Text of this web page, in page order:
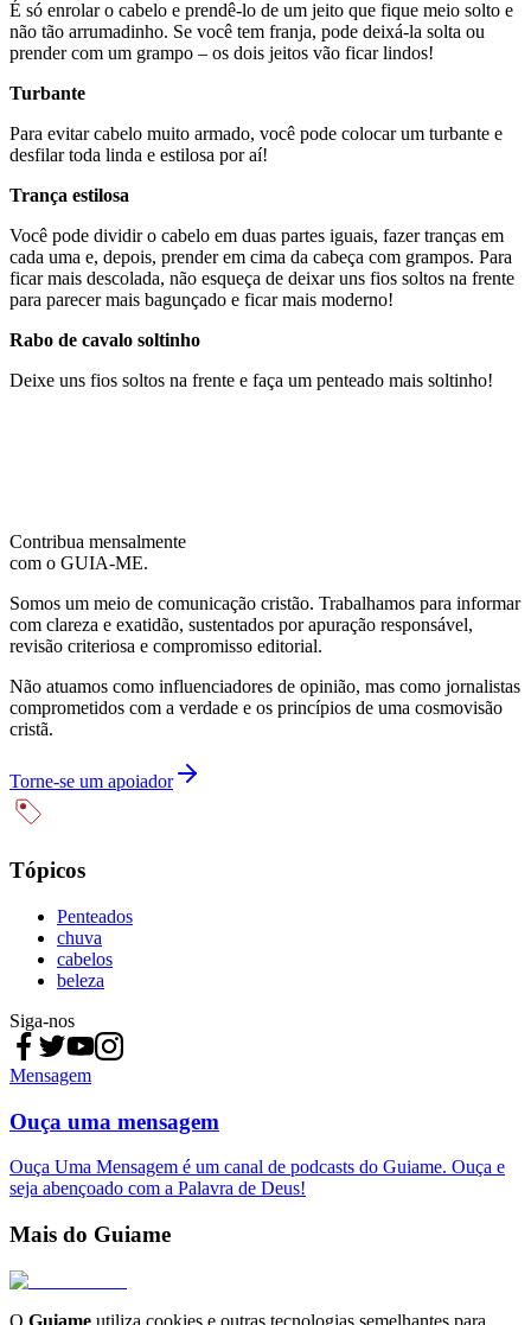
É só enrolar o cabelo e prendê-lo de um jeito que fique meio solto e
não tão arrumadinho. Se você tem franja, pode deixá-la solta ou
prender com um grampo – os dois jeitos vão ficar lindos!
Turbante
Para evitar cabelo muito armado, você pode colocar um turbante e
desfilar toda linda e estilosa por aí!
Trança estilosa
Você pode dividir o cabelo em duas partes iguais, fazer tranças em
cada uma e, depois, prender em cima da cabeça com grampos. Para
ficar mais descolada, não esqueça de deixar uns fios soltos na frente
para parecer mais bagunçado e ficar mais moderno!
Rabo de cavalo soltinho
Deixe uns fios soltos na frente e faça um penteado mais soltinho!
Contribua mensalmente
com o GUIA-ME.
Somos um meio de comunicação cristão. Trabalhamos para informar
com clareza e exatidão, sustentados por apuração responsável,
revisão criteriosa e compromisso editorial.
Não atuamos como influenciadores de opinião, mas como jornalistas
comprometidos com a verdade e os princípios de uma cosmovisão
cristã.
Torne-se um apoiador
Tópicos
Penteados
chuva
cabelos
beleza
Siga-nos
Mensagem
Ouça uma mensagem
Ouça Uma Mensagem é um canal de podcasts do Guiame. Ouça e
seja abençoado com a Palavra de Deus!
Mais do Guiame
O Guiame utiliza cookies e outras tecnologias semelhantes para